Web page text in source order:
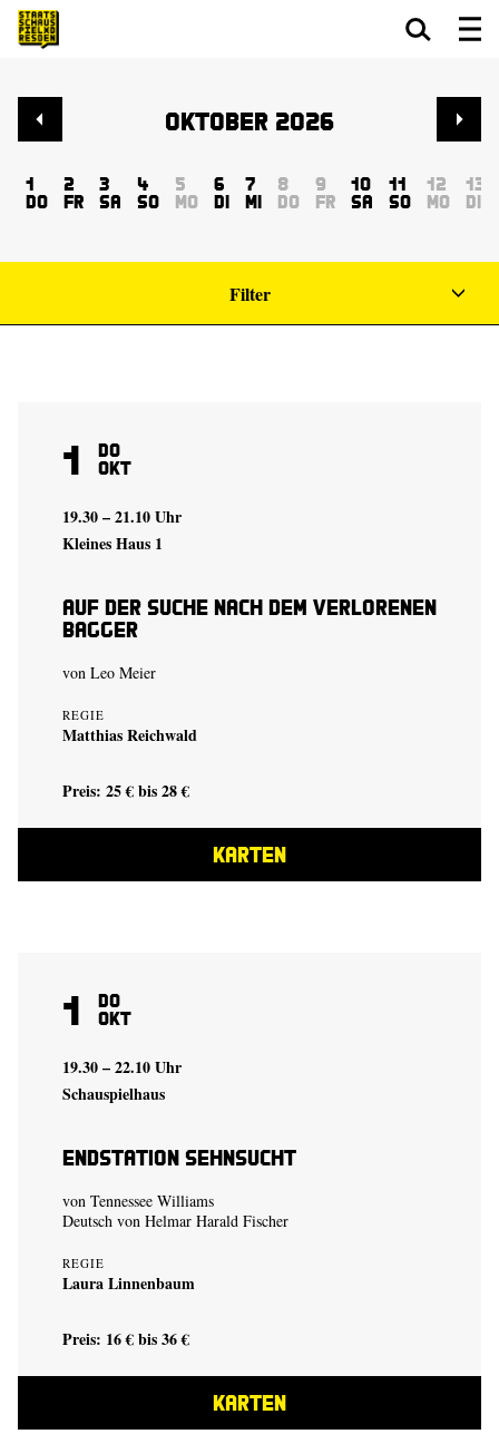
Oktober 2026
1
Do
2
Fr
3
Sa
4
So
5
Mo
6
Di
7
Mi
8
Do
9
Fr
10
Sa
11
So
12
Mo
13
Di
Filter
1 Do
Okt
19.30 – 21.10 Uhr
Kleines Haus 1
auf der suche nach dem verlorenen
bagger
von Leo Meier
REGIE
Matthias Reichwald
Preis: 25 € bis 28 €
KARTEN
1 Do
Okt
19.30 – 22.10 Uhr
Schauspielhaus
Endstation Sehnsucht
von Tennessee Williams
Deutsch von Helmar Harald Fischer
REGIE
Laura Linnenbaum
Preis: 16 € bis 36 €
KARTEN